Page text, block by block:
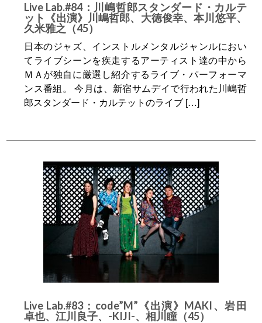
Live Lab.#84：川嶋哲郎スタンダード・カルテ
ット《出演》川嶋哲郎、大徳俊幸、本川悠平、
久米雅之（45）
日本のジャズ、インストルメンタルジャンルにおい
てライブシーンを疾走するアーティスト達の中から
ＭＡが独自に厳選し紹介するライブ・パーフォーマ
ンス番組。 今月は、新宿サムデイで行われた川嶋哲
郎スタンダード・カルテットのライブ […]
Live Lab.#83：code”M”《出演》MAKI、岩田
卓也、江川良子、-KIJI-、相川瞳（45）